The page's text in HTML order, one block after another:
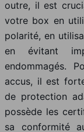
outre, il est
votre box en
polarité, en
en évitant
endommagés.
accus, il est
de protection
possède les
sa conformité